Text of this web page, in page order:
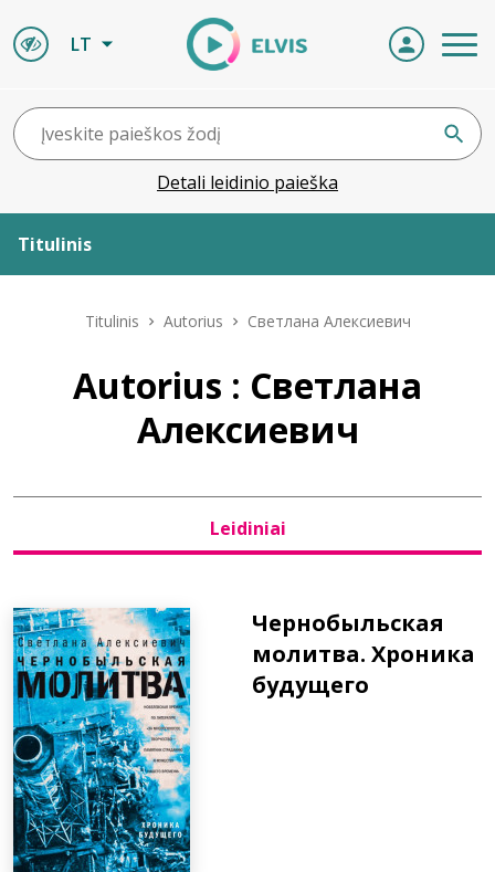
LT
Detali leidinio paieška
Titulinis
Leidiniai
ELVIS atvyksta
Naujienos
Bibliotekoms
D.U.K.
+370 667 80 541
Titulinis Autorius Светлана Алексиевич
Autorius : Светлана
Алексиевич
Leidiniai
Чернобыльская
молитва. Хроника
будущего